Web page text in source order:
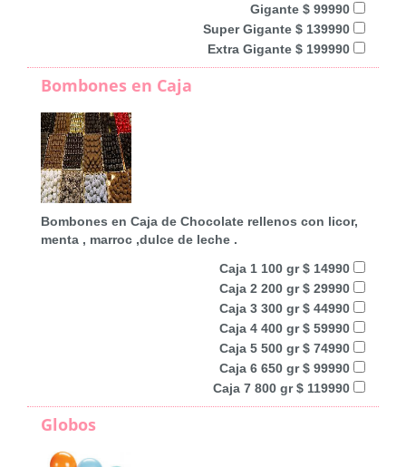
Gigante $ 99990
Super Gigante $ 139990
Extra Gigante $ 199990
Bombones en Caja
Bombones en Caja de Chocolate rellenos con licor,
menta , marroc ,dulce de leche .
Caja 1 100 gr $ 14990
Caja 2 200 gr $ 29990
Caja 3 300 gr $ 44990
Caja 4 400 gr $ 59990
Caja 5 500 gr $ 74990
Caja 6 650 gr $ 99990
Caja 7 800 gr $ 119990
Globos